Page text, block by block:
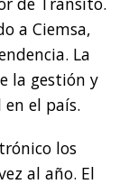
a Ciemsa,
La
la gestión y
el país.
los
al año. El